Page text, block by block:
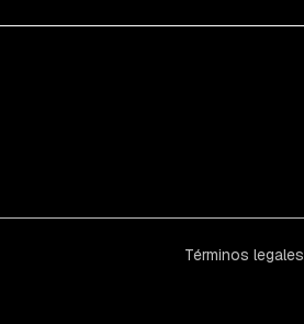
Términos legales